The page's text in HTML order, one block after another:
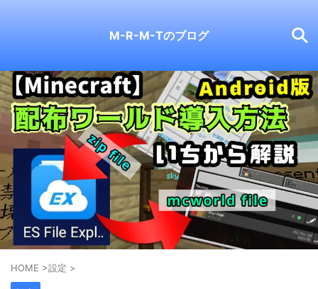
M-R-M-Tのブログ
HOME >設定 >